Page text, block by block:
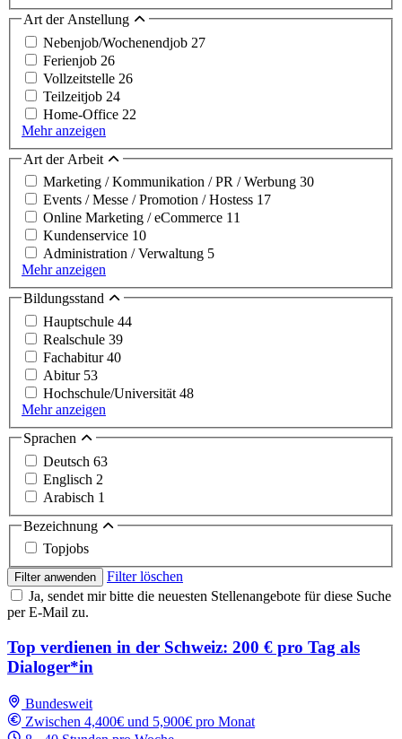
Art der Anstellung
Nebenjob/Wochenendjob 27
Ferienjob 26
Vollzeitstelle 26
Teilzeitjob 24
Home-Office 22
Mehr anzeigen
Art der Arbeit
Marketing / Kommunikation / PR / Werbung 30
Events / Messe / Promotion / Hostess 17
Online Marketing / eCommerce 11
Kundenservice 10
Administration / Verwaltung 5
Mehr anzeigen
Bildungsstand
Hauptschule 44
Realschule 39
Fachabitur40
Abitur 53
Hochschule/Universität 48
Mehr anzeigen
Sprachen
Deutsch 63
Englisch 2
Arabisch 1
Bezeichnung
Topjobs
Filter anwenden
Filter löschen
Ja, sendet mir bitte die neuesten Stellenangebote für diese Suche
per E-Mail zu.
Top verdienen in der Schweiz: 200 € pro Tag als
Dialoger*in
Bundesweit
Zwischen 4,400€ und 5,900€ pro Monat